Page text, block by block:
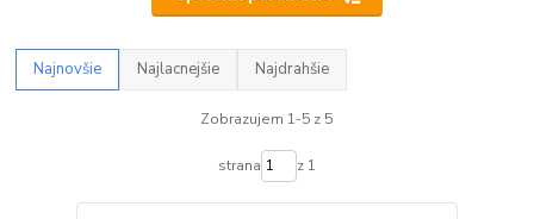
Najnovšie Najlacnejšie Najdrahšie
Zobrazujem 1-5 z 5
strana z 1